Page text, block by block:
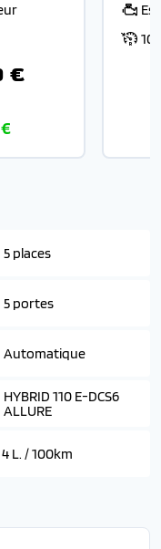
€
10
5 places
5 portes
Automatique
HYBRID 110 E-DCS6
ALLURE
4 L. / 100km